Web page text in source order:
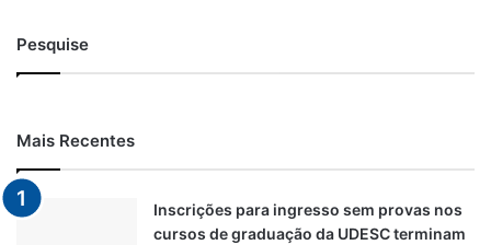
Pesquise
Mais Recentes
Inscrições para ingresso sem provas nos
cursos de graduação da UDESC terminam